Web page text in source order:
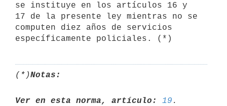
se instituye en los artículos 16 y
17 de la presente ley mientras no se
computen diez años de servicios
(*)Notas:
Ver en esta norma, artículo: 19